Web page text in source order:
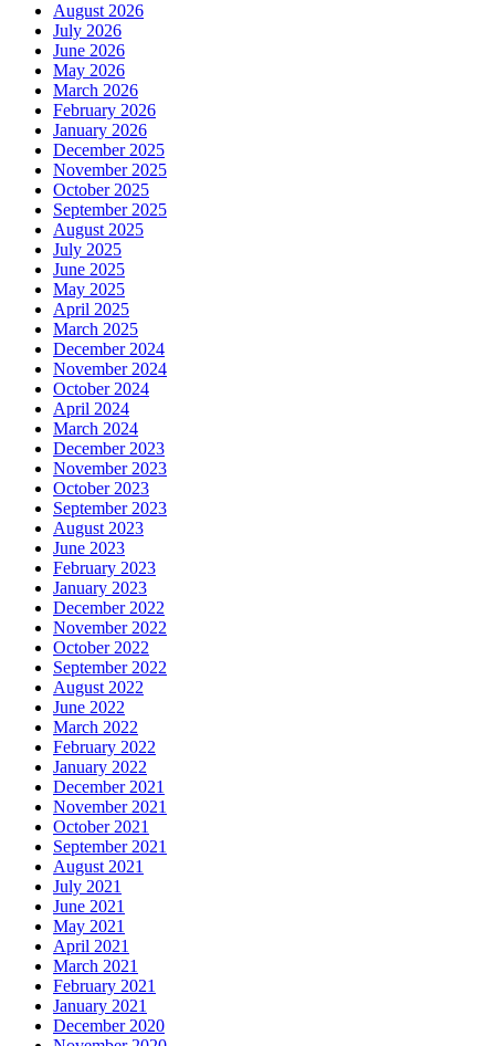
August 2026
July 2026
June 2026
May 2026
March 2026
February 2026
January 2026
December 2025
November 2025
October 2025
September 2025
August 2025
July 2025
June 2025
May 2025
April 2025
March 2025
December 2024
November 2024
October 2024
April 2024
March 2024
December 2023
November 2023
October 2023
September 2023
August 2023
June 2023
February 2023
January 2023
December 2022
November 2022
October 2022
September 2022
August 2022
June 2022
March 2022
February 2022
January 2022
December 2021
November 2021
October 2021
September 2021
August 2021
July 2021
June 2021
May 2021
April 2021
March 2021
February 2021
January 2021
December 2020